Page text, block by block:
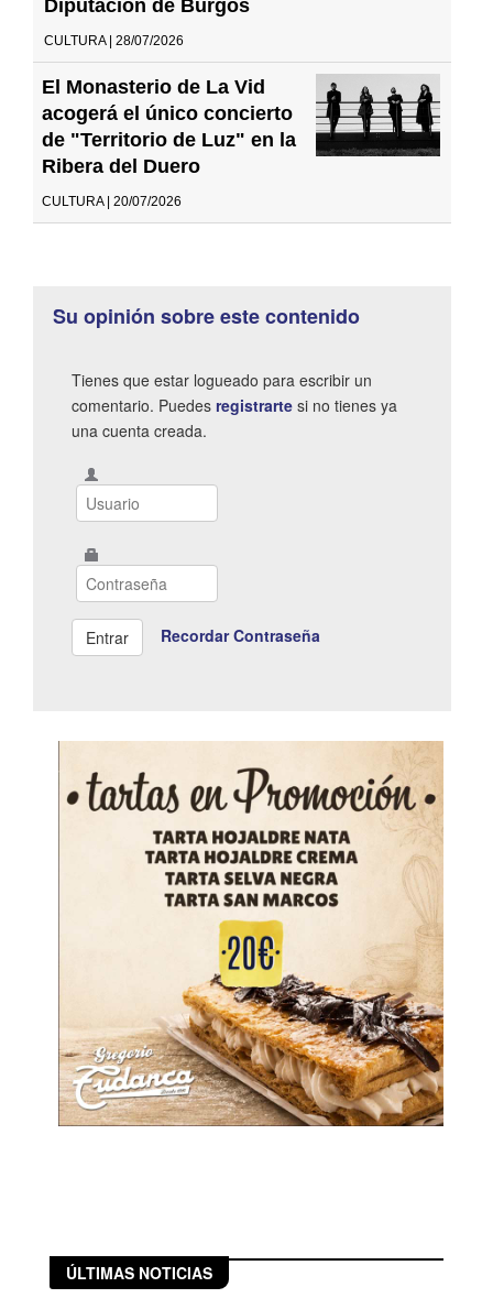
Diputación de Burgos
CULTURA | 28/07/2026
El Monasterio de La Vid
acogerá el único concierto
de "Territorio de Luz" en la
Ribera del Duero
CULTURA | 20/07/2026
Su opinión sobre este contenido
Tienes que estar logueado para escribir un
comentario. Puedes registrarte si no tienes ya
una cuenta creada.
Recordar Contraseña
ÚLTIMAS NOTICIAS